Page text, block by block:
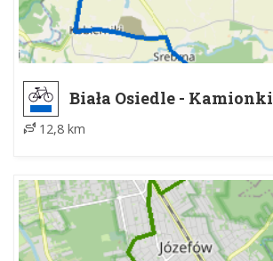
Biała Osiedle - Kamionki
12,8 km